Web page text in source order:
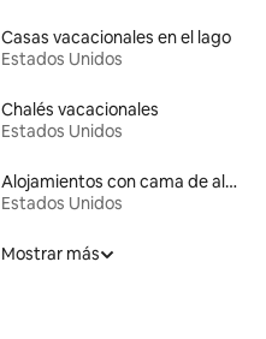
Casas vacacionales en el lago
Estados Unidos
Chalés vacacionales
Estados Unidos
Alojamientos con cama de altura accesible
Estados Unidos
Mostrar más